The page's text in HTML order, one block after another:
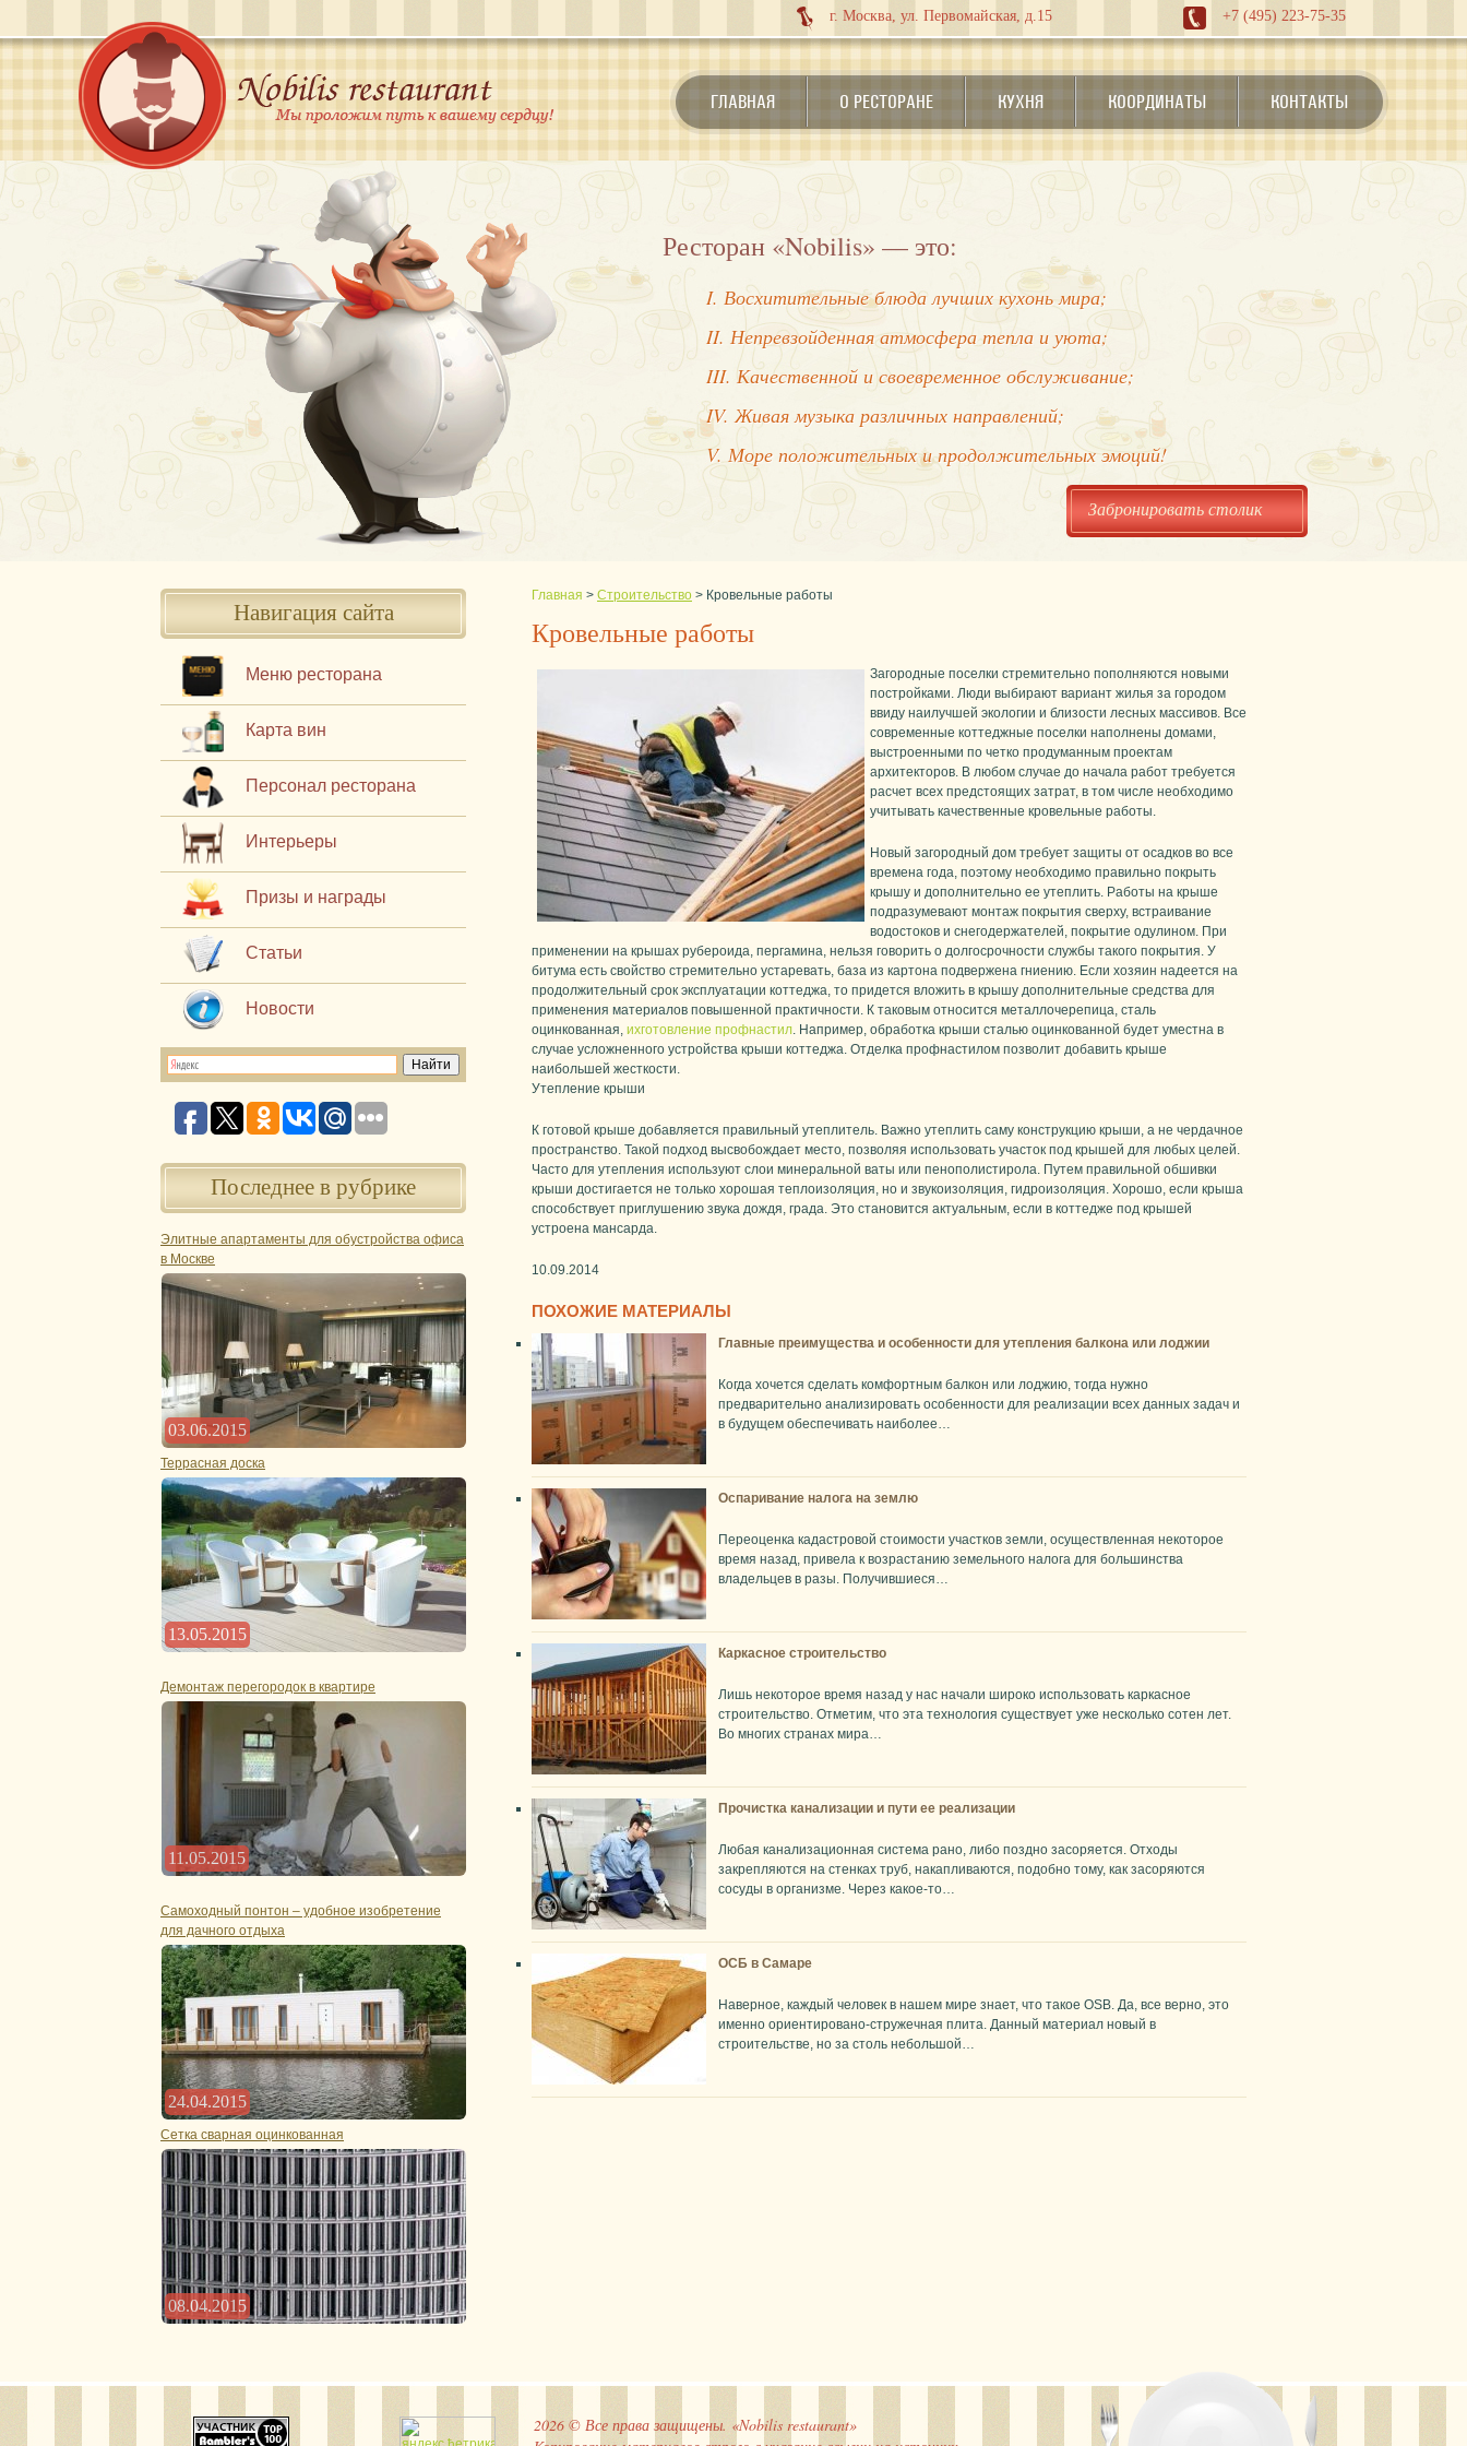
г. Москва, ул. Первомайская, д.15 +7 (495) 223-75-35
ГЛАВНАЯ О РЕСТОРАНЕ КУХНЯ КООРДИНАТЫ КОНТАКТЫ
Ресторан «Nobilis» — это:
I. Восхитительные блюда лучших кухонь мира;
II. Непревзойденная атмосфера тепла и уюта;
III. Качественной и своевременное обслуживание;
IV. Живая музыка различных направлений;
V. Море положительных и продолжительных эмоций!
Забронировать столик
Навигация сайта
Меню ресторана
Карта вин
Персонал ресторана
Интерьеры
Призы и награды
Статьи
Новости
Последнее в рубрике
Элитные апартаменты для обустройства офиса
в Москве
03.06.2015
Террасная доска
13.05.2015
Демонтаж перегородок в квартире
11.05.2015
Самоходный понтон – удобное изобретение
для дачного отдыха
24.04.2015
Сетка сварная оцинкованная
08.04.2015
Главная > Строительство > Кровельные работы
Кровельные работы
Загородные поселки стремительно пополняются новыми
постройками. Люди выбирают вариант жилья за городом
ввиду наилучшей экологии и близости лесных массивов. Все
современные коттеджные поселки наполнены домами,
выстроенными по четко продуманным проектам
архитекторов. В любом случае до начала работ требуется
расчет всех предстоящих затрат, в том числе необходимо
учитывать качественные кровельные работы.
Новый загородный дом требует защиты от осадков во все
времена года, поэтому необходимо правильно покрыть
крышу и дополнительно ее утеплить. Работы на крыше
подразумевают монтаж покрытия сверху, встраивание
водостоков и снегодержателей, покрытие одулином. При
применении на крышах рубероида, пергамина, нельзя говорить о долгосрочности службы такого покрытия. У
битума есть свойство стремительно устаревать, база из картона подвержена гниению. Если хозяин надеется на
продолжительный срок эксплуатации коттеджа, то придется вложить в крышу дополнительные средства для
применения материалов повышенной практичности. К таковым относится металлочерепица, сталь
оцинкованная, ихготовление профнастил. Например, обработка крыши сталью оцинкованной будет уместна в
случае усложненного устройства крыши коттеджа. Отделка профнастилом позволит добавить крыше
наибольшей жесткости.
Утепление крыши
К готовой крыше добавляется правильный утеплитель. Важно утеплить саму конструкцию крыши, а не чердачное
пространство. Такой подход высвобождает место, позволяя использовать участок под крышей для любых целей.
Часто для утепления используют слои минеральной ваты или пенополистирола. Путем правильной обшивки
крыши достигается не только хорошая теплоизоляция, но и звукоизоляция, гидроизоляция. Хорошо, если крыша
способствует приглушению звука дождя, града. Это становится актуальным, если в коттедже под крышей
устроена мансарда.
10.09.2014
ПОХОЖИЕ МАТЕРИАЛЫ
Главные преимущества и особенности для утепления балкона или лоджии
Когда хочется сделать комфортным балкон или лоджию, тогда нужно
предварительно анализировать особенности для реализации всех данных задач и
в будущем обеспечивать наиболее…
Оспаривание налога на землю
Переоценка кадастровой стоимости участков земли, осуществленная некоторое
время назад, привела к возрастанию земельного налога для большинства
владельцев в разы. Получившиеся…
Каркасное строительство
Лишь некоторое время назад у нас начали широко использовать каркасное
строительство. Отметим, что эта технология существует уже несколько сотен лет.
Во многих странах мира…
Прочистка канализации и пути ее реализации
Любая канализационная система рано, либо поздно засоряется. Отходы
закрепляются на стенках труб, накапливаются, подобно тому, как засоряются
сосуды в организме. Через какое-то…
ОСБ в Самаре
Наверное, каждый человек в нашем мире знает, что такое OSB. Да, все верно, это
именно ориентировано-стружечная плита. Данный материал новый в
строительстве, но за столь небольшой…
2026 © Все права защищены. «Nobilis restaurant»